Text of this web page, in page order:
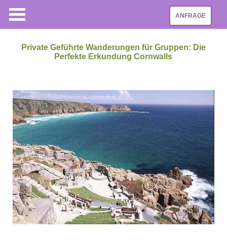
ANFRAGE
Private Geführte Wanderungen für Gruppen: Die
Perfekte Erkundung Cornwalls